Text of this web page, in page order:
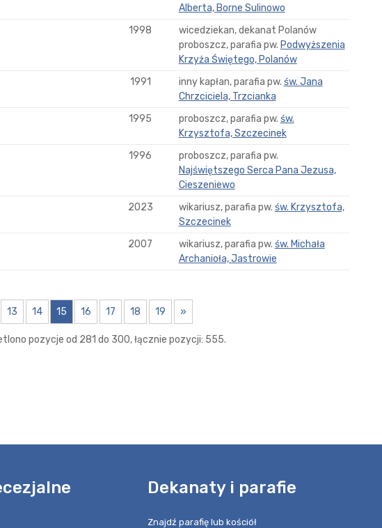
Alberta, Borne Sulinowo
1998
wicedziekan, dekanat Polanów
proboszcz, parafia pw. Podwyższenia
Krzyża Świętego, Polanów
1991 inny kapłan, parafia pw. św. Jana
Chrzciciela, Trzcianka
1995 proboszcz, parafia pw. św.
Krzysztofa, Szczecinek
1996
proboszcz, parafia pw.
Najświętszego Serca Pana Jezusa,
Cieszeniewo
2023 wikariusz, parafia pw. św. Krzysztofa,
Szczecinek
2007 wikariusz, parafia pw. św. Michała
Archanioła, Jastrowie
13 14 15 16 17 18 19 »
pozycje od 281 do 300, łącznie pozycji: 555.
Dekanaty i parafie
Znajdź parafię lub kościół